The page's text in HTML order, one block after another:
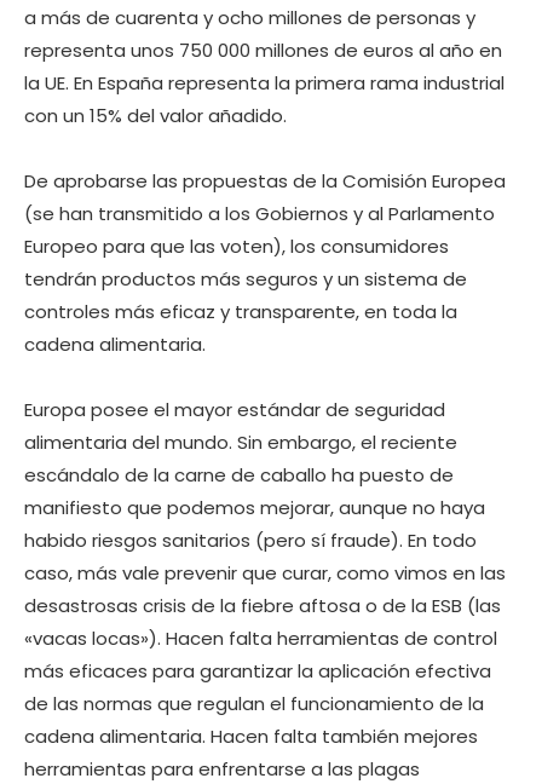
a más de cuarenta y ocho millones de personas y
representa unos 750 000 millones de euros al año en
la UE. En España representa la primera rama industrial
con un 15% del valor añadido.
De aprobarse las propuestas de la Comisión Europea
(se han transmitido a los Gobiernos y al Parlamento
Europeo para que las voten), los consumidores
tendrán productos más seguros y un sistema de
controles más eficaz y transparente, en toda la
cadena alimentaria.
Europa posee el mayor estándar de seguridad
alimentaria del mundo. Sin embargo, el reciente
escándalo de la carne de caballo ha puesto de
manifiesto que podemos mejorar, aunque no haya
habido riesgos sanitarios (pero sí fraude). En todo
caso, más vale prevenir que curar, como vimos en las
desastrosas crisis de la fiebre aftosa o de la ESB (las
«vacas locas»). Hacen falta herramientas de control
más eficaces para garantizar la aplicación efectiva
de las normas que regulan el funcionamiento de la
cadena alimentaria. Hacen falta también mejores
herramientas para enfrentarse a las plagas